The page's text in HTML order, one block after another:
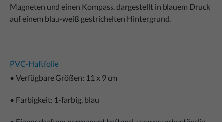
Magneten und einen Kompass, dargestellt in blauem Druck
auf einem blau-weiß gestrichelten Hintergrund.
PVC-Haftfolie
• Verfügbare Größen: 11 x 9 cm
• Farbigkeit: 1-farbig, blau